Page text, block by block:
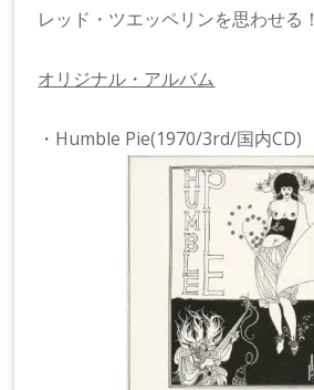
レッド・ツエッペリンを思わせる！
オリジナル・アルバム
・Humble Pie(1970/3rd/国内CD)